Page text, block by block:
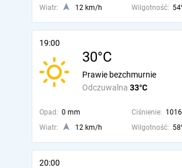
Wiatr:
12 km/h Wilgotność:
19:00
30°C
Odczuwalna 33°C
Prawie bezchmurnie
Opad: 0 mm Ciśnienie:
Wiatr:
12 km/h Wilgotność:
20:00